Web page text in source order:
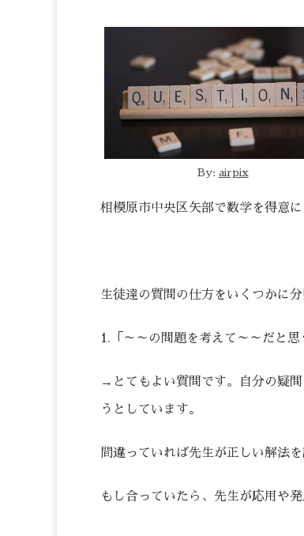
By: airpix
相模原市中央区矢部で数学を得意
生徒達の質問の仕方をいくつかに
1.「～～の問題を考えて～～だと思
→とてもよい質問です。自分の疑
うとしています。
間違っていれば先生が正しい解法を
もし合っていたら、先生が応用や